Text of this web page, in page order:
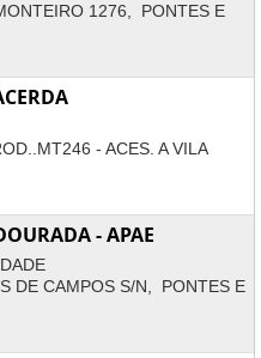
1276, PONTES E
- ACES. A VILA
- APAE
DE CAMPOS S/N, PONTES E